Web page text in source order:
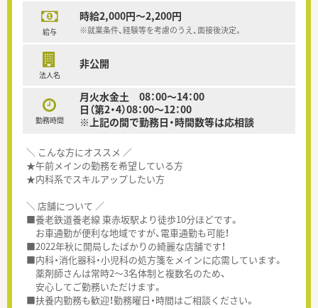
給与
時給2,000円～2,200円
※就業条件、経験等を考慮のうえ、面接後決定。
法人名
非公開
勤務時間
月火水金土 08：00～14：00
日（第2・4）08：00～12：00
※上記の間で勤務日・時間数等は応相談
＼ こんな方にオススメ ／
★午前メインの勤務を希望している方
★内科系でスキルアップしたい方
＼ 店舗について ／
■養老鉄道養老線 東赤坂駅より徒歩10分ほどです。
お車通勤が便利な地域ですが、電車通勤も可能！
■2022年秋に開局したばかりの綺麗な店舗です！
■内科・消化器科・小児科の処方箋をメインに応需しています。
薬剤師さんは常時2～3名体制と複数名のため、
安心してご勤務いただけます。
■扶養内勤務も歓迎！勤務曜日・時間はご相談ください。